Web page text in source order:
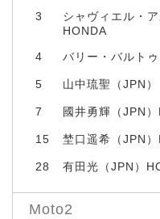
3
シャヴィエル・
HONDA
4 バリー・バルト
5 山中琉聖（JPN
7 國井勇輝（JPN
15 埜口遥希（JPN
28 有田光（JPN）
Moto2